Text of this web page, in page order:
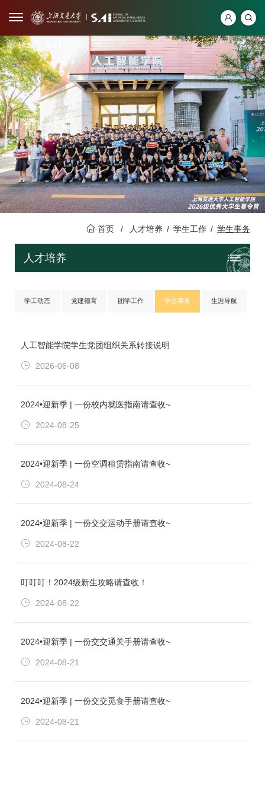
首页 / 人才培养 / 学生工作 / 学生事务
人才培养
学工动态 党建德育 团学工作 学生事务 生涯导航
人工智能学院学生党团组织关系转接说明
2026-06-08
2024•迎新季 | 一份校内就医指南请查收~
2024-08-25
2024•迎新季 | 一份空调租赁指南请查收~
2024-08-24
2024•迎新季 | 一份交交运动手册请查收~
2024-08-22
叮叮叮！2024级新生攻略请查收！
2024-08-22
2024•迎新季 | 一份交交通关手册请查收~
2024-08-21
2024•迎新季 | 一份交交觅食手册请查收~
2024-08-21